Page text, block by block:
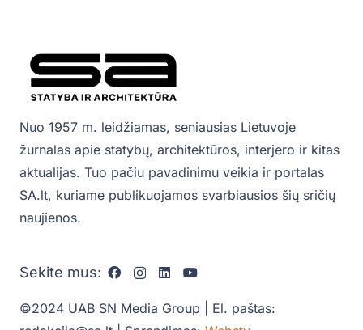
Nuo 1957 m. leidžiamas, seniausias Lietuvoje
žurnalas apie statybų, architektūros, interjero ir kitas
aktualijas. Tuo pačiu pavadinimu veikia ir portalas
SA.lt, kuriame publikuojamos svarbiausios šių sričių
naujienos.
Sekite mus:
©2024 UAB SN Media Group | El. paštas: